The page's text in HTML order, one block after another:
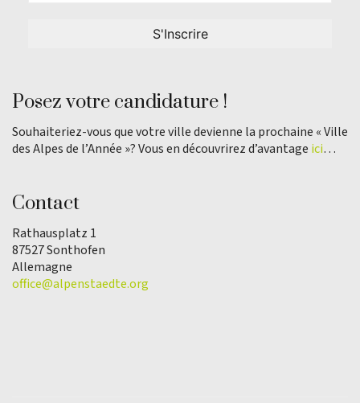
Posez votre candidature !
Souhaiteriez-vous que votre ville devienne la prochaine « Ville
des Alpes de l’Année »? Vous en découvrirez d’avantage ici…
Contact
Rathausplatz 1
87527 Sonthofen
Allemagne
office@alpenstaedte.org